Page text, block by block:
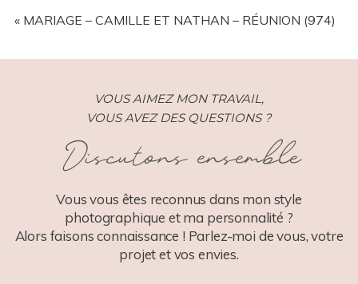
REQUIRED FIELDS ARE MARKED *
« MARIAGE – CAMILLE ET NATHAN – RÉUNION (974)
VOUS AIMEZ MON TRAVAIL,
VOUS AVEZ DES QUESTIONS ?
Discutons ensemble
Vous vous êtes reconnus dans mon style
photographique et ma personnalité ?
Alors faisons connaissance ! Parlez-moi de vous, votre
projet et vos envies.